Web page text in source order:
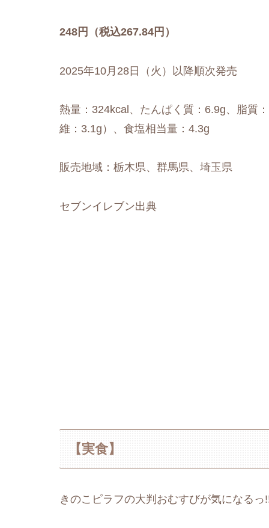
248円（税込267.84円）
2025年10月28日（火）以降順次発売
熱量：324kcal、たんぱく質：6.9g、脂質
維：3.1g）、食塩相当量：4.3g
販売地域：栃木県、群馬県、埼玉県
セブンイレブン出典
【実食】
きのこピラフの大判おむすびが気になるっ